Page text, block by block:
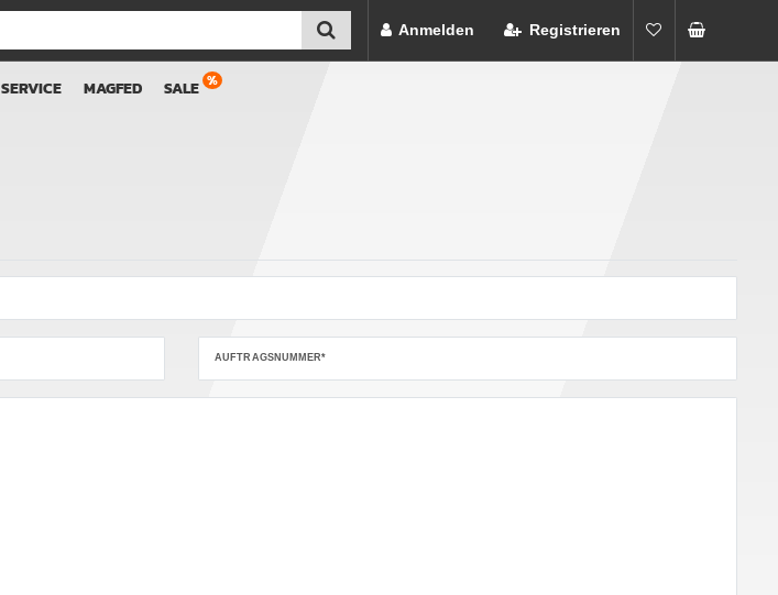
Anmelden Registrieren
SERVICE MAGFED SALE
AUFTRAGSNUMMER*